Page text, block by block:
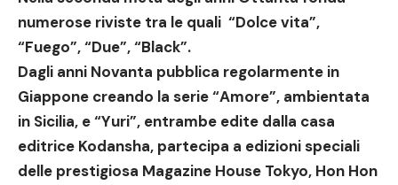
numerose riviste tra le quali “Dolce vita”,
“Fuego”, “Due”, “Black”.
Dagli anni Novanta pubblica regolarmente in
Giappone creando la serie “Amore”, ambientata
in Sicilia, e “Yuri”, entrambe edite dalla casa
editrice Kodansha, partecipa a edizioni speciali
delle prestigiosa Magazine House Tokyo, Hon Hon